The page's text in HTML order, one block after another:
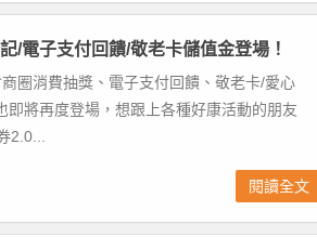
/電子支付回饋/敬老卡儲值金登場！
圈消費抽獎、電子支付回饋、敬老卡/愛心
將再度登場，想跟上各種好康活動的朋友
2.0...
閱讀全文